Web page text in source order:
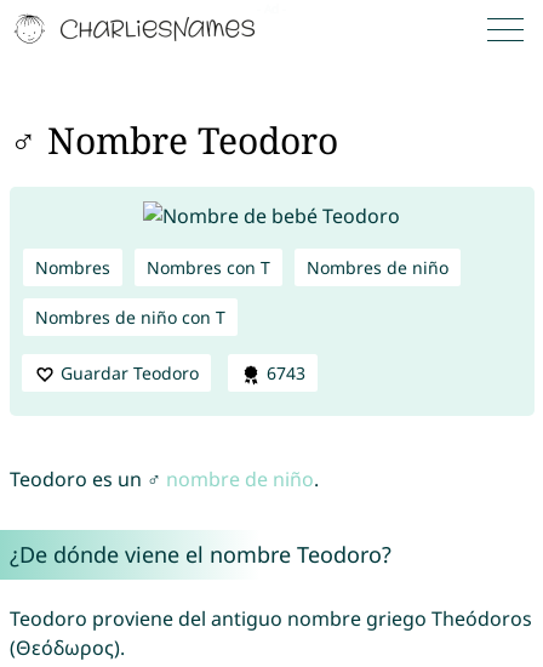
♂ Nombre Teodoro
Nombres Nombres con T Nombres de niño
Nombres de niño con T
Guardar Teodoro 6743
Teodoro es un ♂ nombre de niño.
¿De dónde viene el nombre Teodoro?
Teodoro proviene del antiguo nombre griego Theódoros
(Θεόδωρος).